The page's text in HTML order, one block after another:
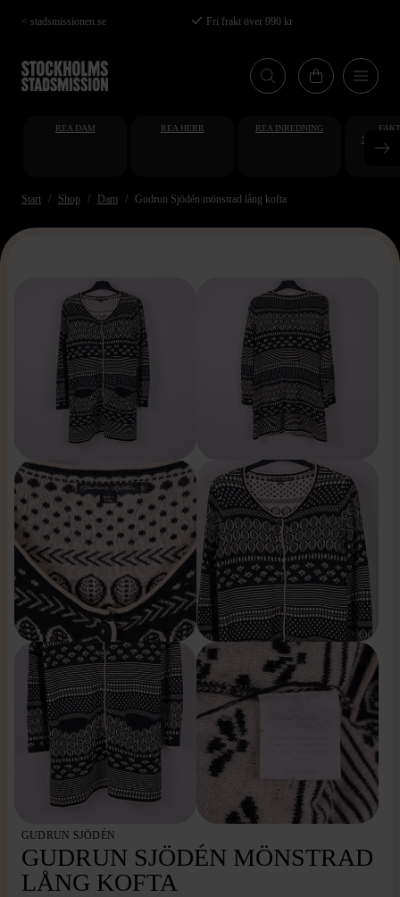
Hoppa
till
huvudinnehåll
< stadsmissionen.se Fri frakt över 990 kr
REA DAM REA HERR REA INREDNING
Start Shop Dam Gudrun Sjödén mönstrad lång kofta
GUDRUN SJÖDÉN
GUDRUN SJÖDÉN MÖNSTRAD
LÅNG KOFTA